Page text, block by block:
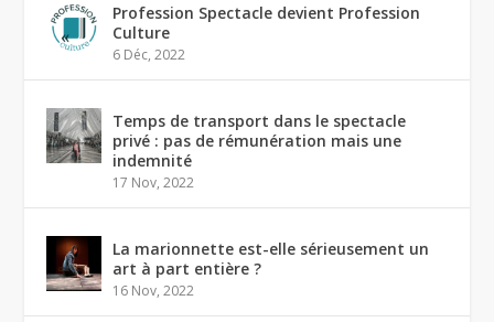
Profession Spectacle devient Profession
Culture
6 Déc, 2022
Temps de transport dans le spectacle
privé : pas de rémunération mais une
indemnité
17 Nov, 2022
La marionnette est-elle sérieusement un
art à part entière ?
16 Nov, 2022